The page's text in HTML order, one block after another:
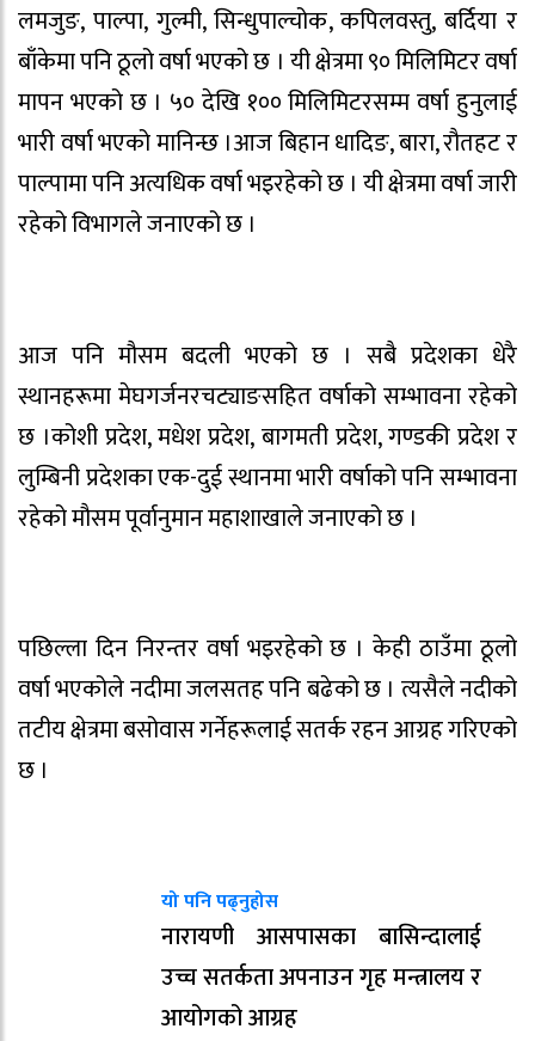
लमजुङ, पाल्पा, गुल्मी, सिन्धुपाल्चोक, कपिलवस्तु, बर्दिया र
बाँकेमा पनि ठूलो वर्षा भएको छ । यी क्षेत्रमा ९० मिलिमिटर वर्षा
मापन भएको छ । ५० देखि १०० मिलिमिटरसम्म वर्षा हुनुलाई
भारी वर्षा भएको मानिन्छ ।आज बिहान धादिङ, बारा, रौतहट र
पाल्पामा पनि अत्यधिक वर्षा भइरहेको छ । यी क्षेत्रमा वर्षा जारी
रहेको विभागले जनाएको छ ।
आज पनि मौसम बदली भएको छ । सबै प्रदेशका धेरै
स्थानहरूमा मेघगर्जनरचट्याङसहित वर्षाको सम्भावना रहेको
छ ।कोशी प्रदेश, मधेश प्रदेश, बागमती प्रदेश, गण्डकी प्रदेश र
लुम्बिनी प्रदेशका एक-दुई स्थानमा भारी वर्षाको पनि सम्भावना
रहेको मौसम पूर्वानुमान महाशाखाले जनाएको छ ।
पछिल्ला दिन निरन्तर वर्षा भइरहेको छ । केही ठाउँमा ठूलो
वर्षा भएकोले नदीमा जलसतह पनि बढेको छ । त्यसैले नदीको
तटीय क्षेत्रमा बसोवास गर्नेहरूलाई सतर्क रहन आग्रह गरिएको
छ ।
यो पनि पढ्नुहोस
नारायणी आसपासका बासिन्दालाई
उच्च सतर्कता अपनाउन गृह मन्त्रालय र
आयोगको आग्रह